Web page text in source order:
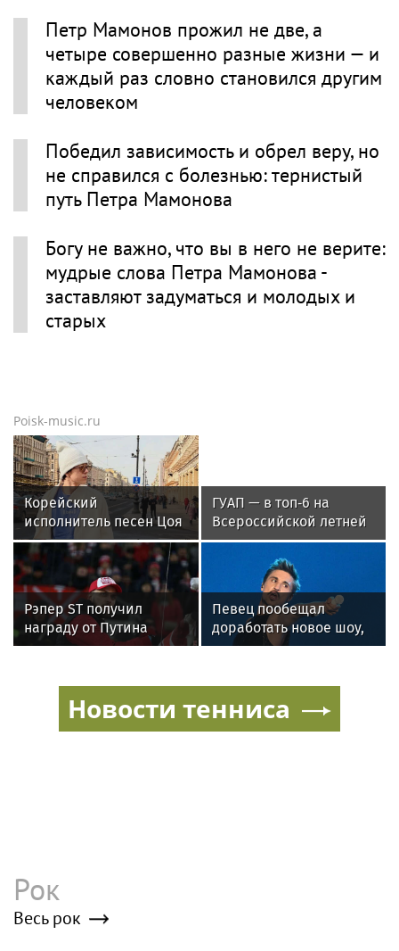
Петр Мамонов прожил не две, а
четыре совершенно разные жизни — и
каждый раз словно становился другим
человеком
Победил зависимость и обрел веру, но
не справился с болезнью: тернистый
путь Петра Мамонова
Богу не важно, что вы в него не верите:
мудрые слова Петра Мамонова -
заставляют задуматься и молодых и
старых
Poisk-music.ru
Корейский
исполнитель песен Цоя
Сон Вон Соп захотел
пожить в Нижнем
Новгороде
ГУАП — в топ‑6 на
Всероссийской летней
Универсиаде по
спортивному
ориентированию
Рэпер ST получил
награду от Путина
Певец пообещал
доработать новое шоу,
подвергнутое критике
Новости тенниса
Рок
Весь рок